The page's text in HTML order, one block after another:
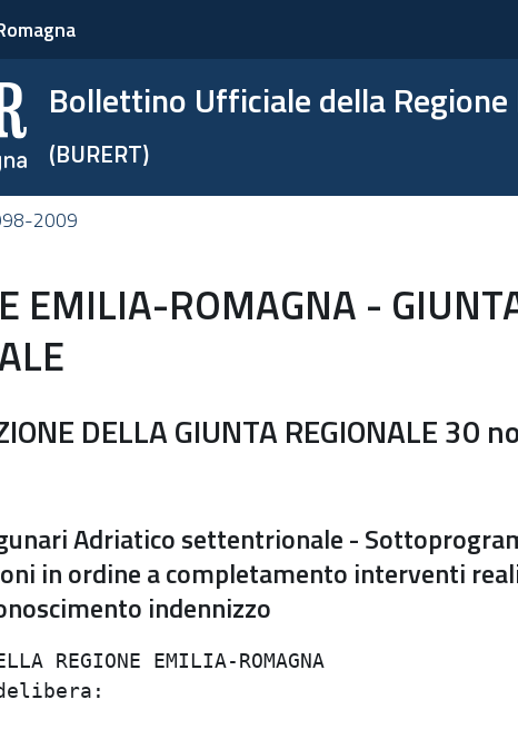
Bollettino Ufficiale della
(BURERT)
2009
EMILIA-ROMAGNA -
DELLA GIUNTA REGIONALE 30
Adriatico settentrionale -
in ordine a completamento interventi
indennizzo
DELLA REGIONE